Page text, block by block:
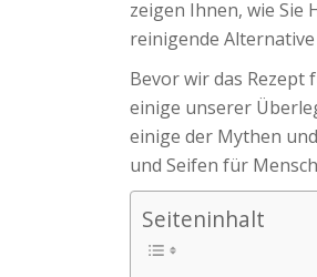
zeigen Ihnen, wie Sie
reinigende
Bevor wir das
einige unserer
einige der Mythen
und Seifen für
Seiteninhalt